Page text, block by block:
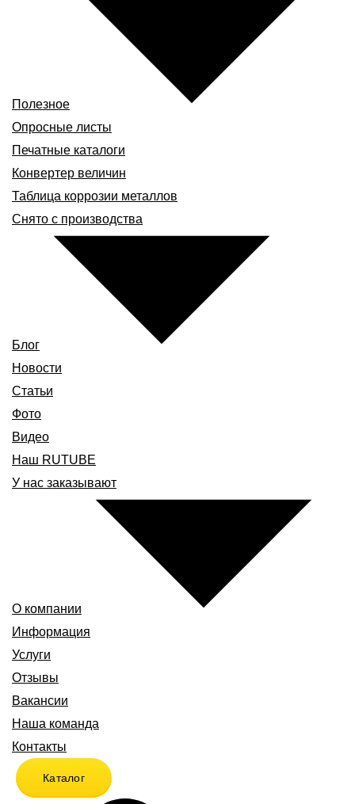
Полезное
Опросные листы
Печатные каталоги
Конвертер величин
Таблица коррозии металлов
Снято с производства
Блог
Новости
Статьи
Фото
Видео
Наш RUTUBE
У нас заказывают
О компании
Информация
Услуги
Отзывы
Вакансии
Наша команда
Контакты
Каталог